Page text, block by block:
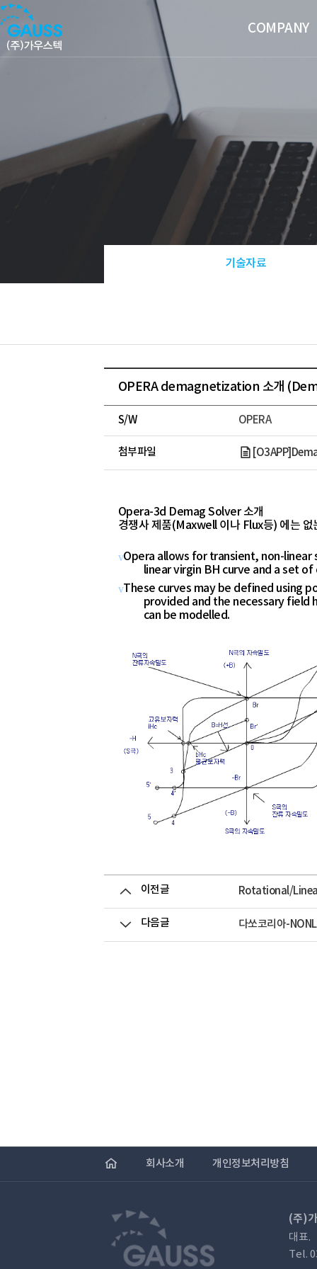
COMPANY
기술자료
OPERA demagnetization 소개
S/W OPERA
첨부파일
Opera-3d Demag Solver 소개
경쟁사 제품(Maxwell 이나 Flux등) 에는
vOpera allows for transient, non-
linear virgin BH curve and a set
vThese curves may be defined using
provided and the necessary field
can be modelled.
이전글 Rotational/
다음글 다쏘코리아-
회사소개 개인정보처리방침
(주)
대표.
Tel.